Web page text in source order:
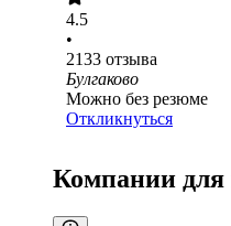
4.5
•
2133 отзыва
Булгаково
Можно без резюме
Откликнуться
Компании для